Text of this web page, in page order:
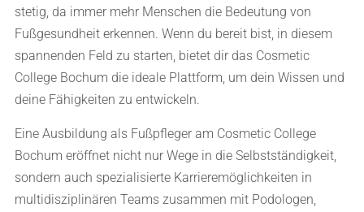
stetig, da immer mehr Menschen die Bedeutung von
Fußgesundheit erkennen. Wenn du bereit bist, in diesem
spannenden Feld zu starten, bietet dir das Cosmetic
College Bochum die ideale Plattform, um dein Wissen und
deine Fähigkeiten zu entwickeln.
Eine Ausbildung als Fußpfleger am Cosmetic College
Bochum eröffnet nicht nur Wege in die Selbstständigkeit,
sondern auch spezialisierte Karrieremöglichkeiten in
multidisziplinären Teams zusammen mit Podologen,